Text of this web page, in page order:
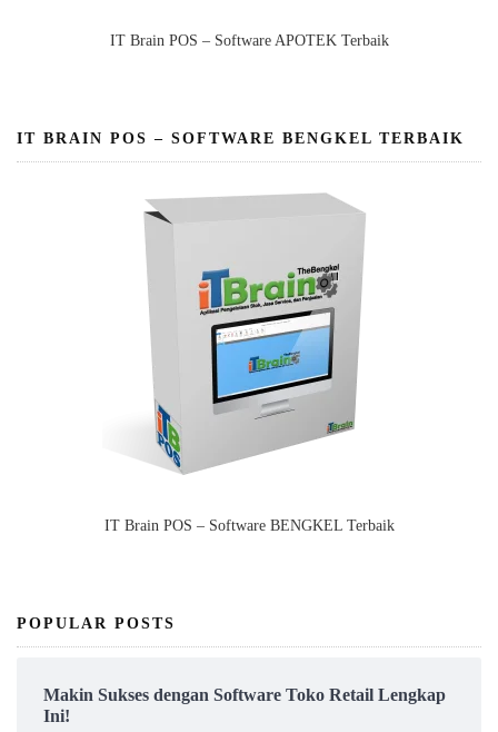
IT Brain POS – Software APOTEK Terbaik
IT BRAIN POS – SOFTWARE BENGKEL TERBAIK
IT Brain POS – Software BENGKEL Terbaik
POPULAR POSTS
Makin Sukses dengan Software Toko Retail Lengkap
Ini!